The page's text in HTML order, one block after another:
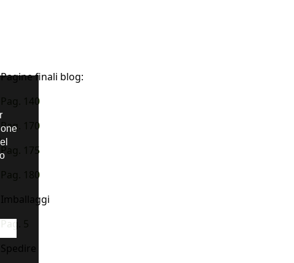
Pagine finali blog:
Pag. 140
Pag. 170
Pag. 175
Pag. 180
Imballaggi
Pag. 5
Spedire